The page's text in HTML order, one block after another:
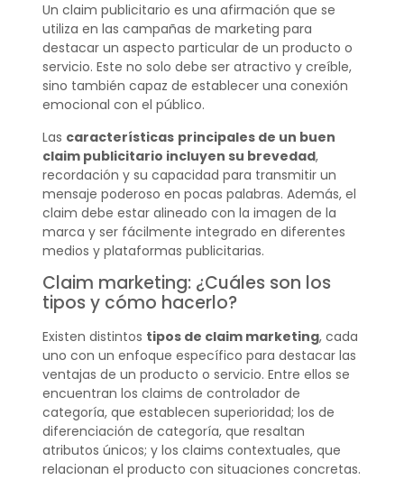
Un claim publicitario es una afirmación que se
utiliza en las campañas de marketing para
destacar un aspecto particular de un producto o
servicio. Este no solo debe ser atractivo y creíble,
sino también capaz de establecer una conexión
emocional con el público.
Las características principales de un buen
claim publicitario incluyen su brevedad,
recordación y su capacidad para transmitir un
mensaje poderoso en pocas palabras. Además, el
claim debe estar alineado con la imagen de la
marca y ser fácilmente integrado en diferentes
medios y plataformas publicitarias.
Claim marketing: ¿Cuáles son los
tipos y cómo hacerlo?
Existen distintos tipos de claim marketing, cada
uno con un enfoque específico para destacar las
ventajas de un producto o servicio. Entre ellos se
encuentran los claims de controlador de
categoría, que establecen superioridad; los de
diferenciación de categoría, que resaltan
atributos únicos; y los claims contextuales, que
relacionan el producto con situaciones concretas.